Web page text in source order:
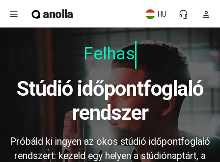
menu anolla person
headset_mic
HU
Felhasz
Stúdió időpontfoglaló
rendszer
Próbáld ki ingyen az okos stúdió időpontfoglaló
rendszert: kezeld egy helyen a stúdiónaptárt, a